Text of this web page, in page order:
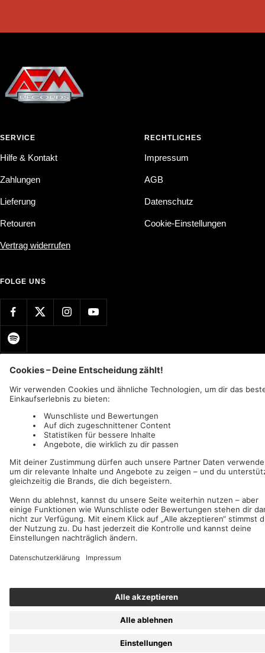
SERVICE
Hilfe & Kontakt
Zahlungen
Lieferung
Retouren
Vertrag widerrufen
RECHTLICHES
Impressum
AGB
Datenschutz
Cookie-Einstellungen
FOLGE UNS
Deutschland (EUR €) Deutsch
AFM Records c/o IC Music and Apparel GmbH